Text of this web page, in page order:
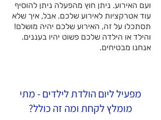
ועם האירוע. ניתן חוץ מהפעלה ניתן להוסיף
עוד אטרקציות לאירוע שלכם. אבל, איך שלא
תסתכלו על זה, האירוע שלכם יהיה מושלם!
והילד או הילדה שלכם פשוט יהיו בעננים.
אנחנו מבטיחים.
מפעיל ליום הולדת לילדים - מתי
מומלץ לקחת ומה זה כולל?